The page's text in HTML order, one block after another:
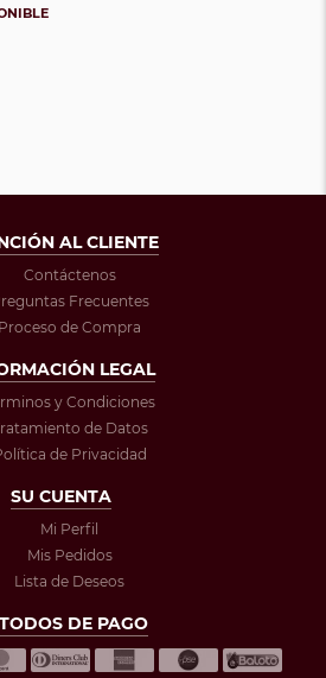
AL CLIENTE
Contáctenos
Frecuentes
Proceso de Compra
LEGAL
y Condiciones
de Datos
de Privacidad
SU CUENTA
Mi Perfil
Mis Pedidos
Lista de Deseos
DE PAGO